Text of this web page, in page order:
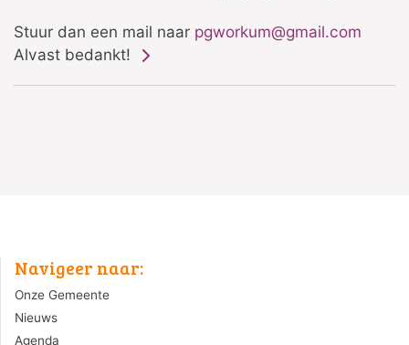
Stuur dan een mail naar pgworkum@gmail.com
Alvast bedankt!
Navigeer naar:
Onze Gemeente
Nieuws
Agenda